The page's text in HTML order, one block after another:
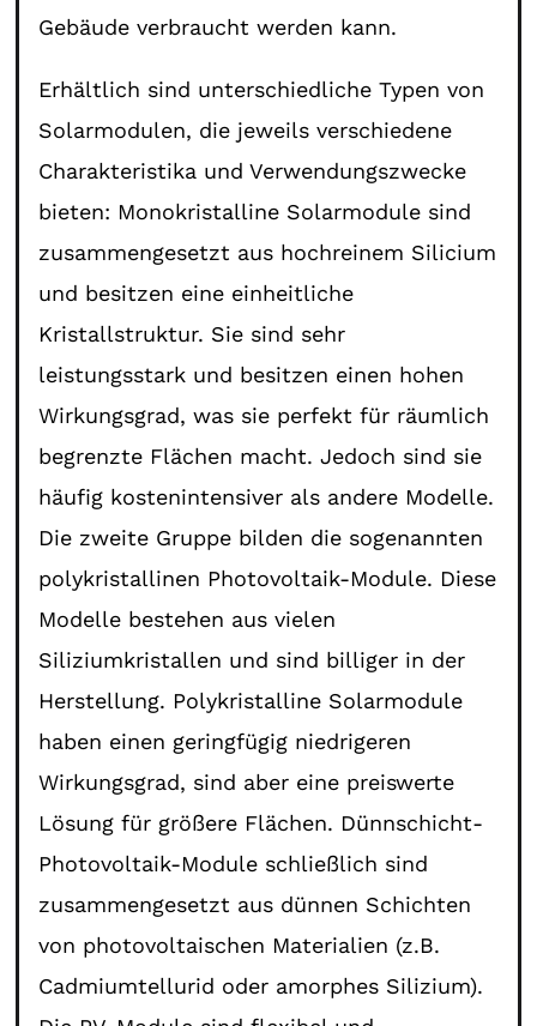
Gebäude verbraucht werden kann.
Erhältlich sind unterschiedliche Typen von
Solarmodulen, die jeweils verschiedene
Charakteristika und Verwendungszwecke
bieten: Monokristalline Solarmodule sind
zusammengesetzt aus hochreinem Silicium
und besitzen eine einheitliche
Kristallstruktur. Sie sind sehr
leistungsstark und besitzen einen hohen
Wirkungsgrad, was sie perfekt für räumlich
begrenzte Flächen macht. Jedoch sind sie
häufig kostenintensiver als andere Modelle.
Die zweite Gruppe bilden die sogenannten
polykristallinen Photovoltaik-Module. Diese
Modelle bestehen aus vielen
Siliziumkristallen und sind billiger in der
Herstellung. Polykristalline Solarmodule
haben einen geringfügig niedrigeren
Wirkungsgrad, sind aber eine preiswerte
Lösung für größere Flächen. Dünnschicht-
Photovoltaik-Module schließlich sind
zusammengesetzt aus dünnen Schichten
von photovoltaischen Materialien (z.B.
Cadmiumtellurid oder amorphes Silizium).